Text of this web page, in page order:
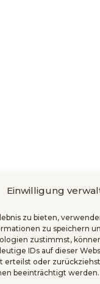
Einwilligung
zu bieten,
zu speichern
zustimmst,
IDs auf dieser
erteilst oder
beeinträchtigt werden.